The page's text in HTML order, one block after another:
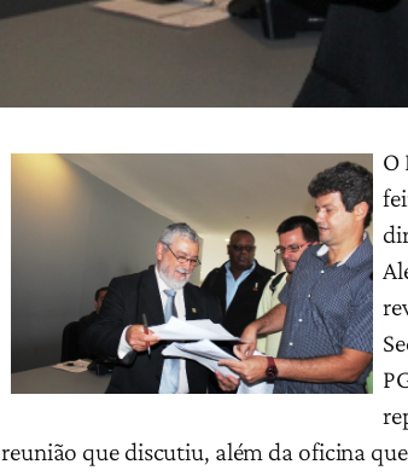
O
reunião que discutiu, além da oficina